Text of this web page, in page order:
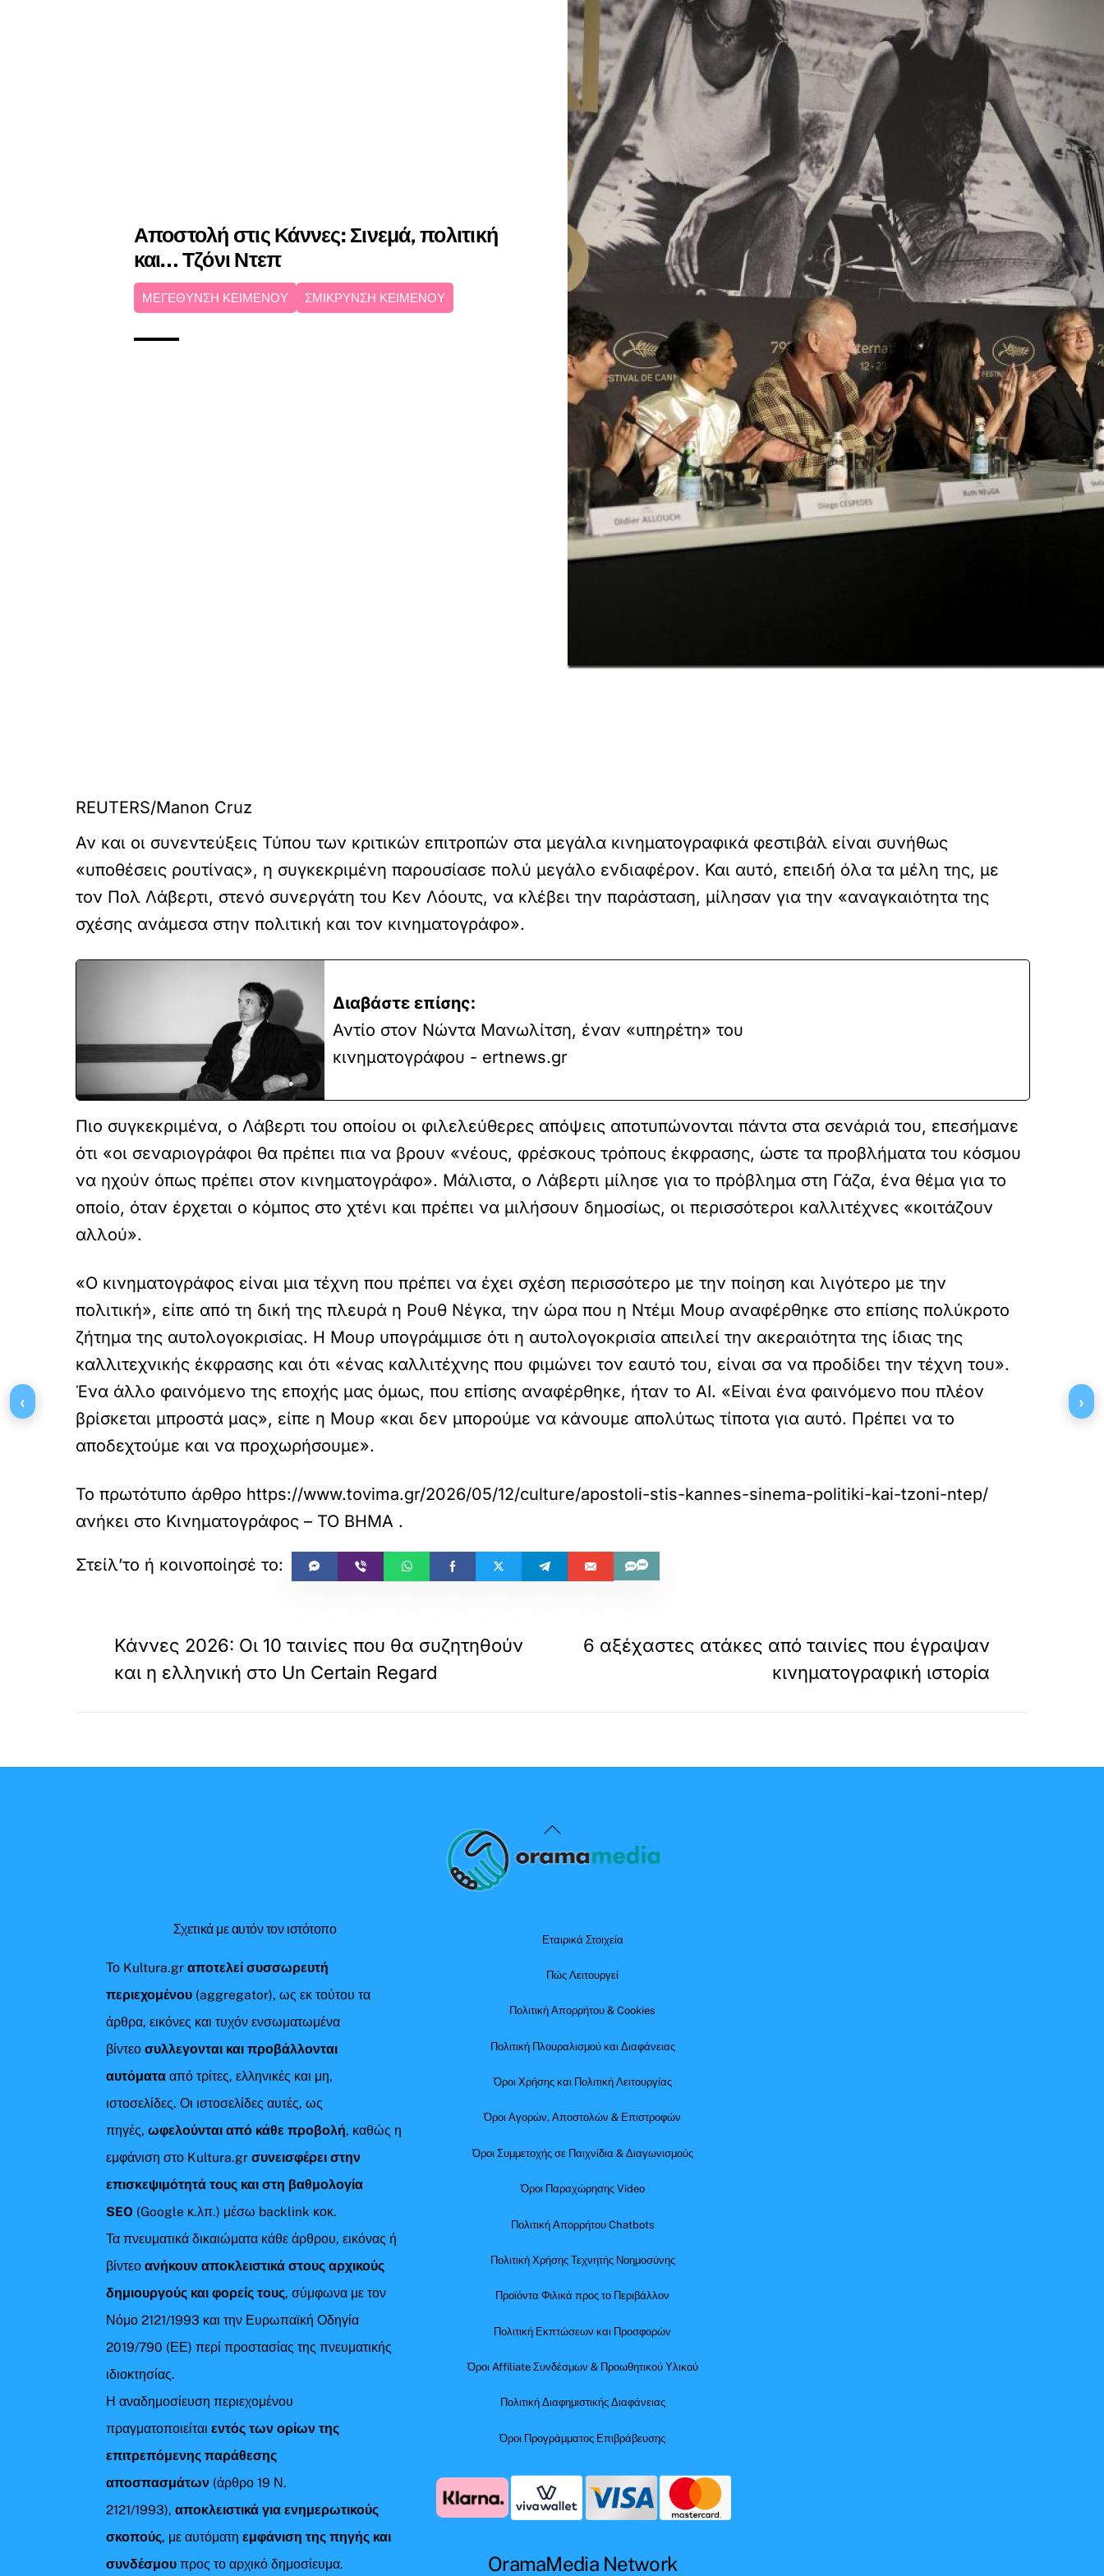
Αποστολή στις Κάννες: Σινεμά, πολιτική
και… Τζόνι Ντεπ
ΜΕΓΕΘΥΝΣΗ ΚΕΙΜΕΝΟΥ ΣΜΙΚΡΥΝΣΗ ΚΕΙΜΕΝΟΥ
REUTERS/Manon Cruz
Αν και οι συνεντεύξεις Τύπου των κριτικών επιτροπών στα μεγάλα κινηματογραφικά φεστιβάλ είναι συνήθως
«υποθέσεις ρουτίνας», η συγκεκριμένη παρουσίασε πολύ μεγάλο ενδιαφέρον. Και αυτό, επειδή όλα τα μέλη της, με
τον Πολ Λάβερτι, στενό συνεργάτη του Κεν Λόουτς, να κλέβει την παράσταση, μίλησαν για την «αναγκαιότητα της
σχέσης ανάμεσα στην πολιτική και τον κινηματογράφο».
Διαβάστε επίσης:
Αντίο στον Νώντα Μανωλίτση, έναν «υπηρέτη» του
κινηματογράφου - ertnews.gr
Πιο συγκεκριμένα, ο Λάβερτι του οποίου οι φιλελεύθερες απόψεις αποτυπώνονται πάντα στα σενάριά του, επεσήμανε
ότι «οι σεναριογράφοι θα πρέπει πια να βρουν «νέους, φρέσκους τρόπους έκφρασης, ώστε τα προβλήματα του κόσμου
να ηχούν όπως πρέπει στον κινηματογράφο». Μάλιστα, ο Λάβερτι μίλησε για το πρόβλημα στη Γάζα, ένα θέμα για το
οποίο, όταν έρχεται ο κόμπος στο χτένι και πρέπει να μιλήσουν δημοσίως, οι περισσότεροι καλλιτέχνες «κοιτάζουν
αλλού».
«Ο κινηματογράφος είναι μια τέχνη που πρέπει να έχει σχέση περισσότερο με την ποίηση και λιγότερο με την
πολιτική», είπε από τη δική της πλευρά η Ρουθ Νέγκα, την ώρα που η Ντέμι Μουρ αναφέρθηκε στο επίσης πολύκροτο
ζήτημα της αυτολογοκρισίας. Η Μουρ υπογράμμισε ότι η αυτολογοκρισία απειλεί την ακεραιότητα της ίδιας της
καλλιτεχνικής έκφρασης και ότι «ένας καλλιτέχνης που φιμώνει τον εαυτό του, είναι σα να προδίδει την τέχνη του».
Ένα άλλο φαινόμενο της εποχής μας όμως, που επίσης αναφέρθηκε, ήταν το ΑΙ. «Είναι ένα φαινόμενο που πλέον
βρίσκεται μπροστά μας», είπε η Μουρ «και δεν μπορούμε να κάνουμε απολύτως τίποτα για αυτό. Πρέπει να το
αποδεχτούμε και να προχωρήσουμε».
Το πρωτότυπο άρθρο https://www.tovima.gr/2026/05/12/culture/apostoli-stis-kannes-sinema-politiki-kai-tzoni-ntep/
ανήκει στο Κινηματογράφος – ΤΟ ΒΗΜΑ .
Κάννες 2026: Οι 10 ταινίες που θα συζητηθούν
και η ελληνική στο Un Certain Regard
6 αξέχαστες ατάκες από ταινίες που έγραψαν
κινηματογραφική ιστορία
Back
To
Σχετικά με αυτόν τον ιστότοπο
Το Kultura.grαποτελεί συσσωρευτή
περιεχομένου (aggregator), ως εκ τούτου τα
άρθρα, εικόνες και τυχόν ενσωματωμένα
βίντεοσυλλεγονται και προβάλλονται
αυτόματααπό τρίτες, ελληνικές και μη,
ιστοσελίδες. Οι ιστοσελίδες αυτές, ως
πηγές,ωφελούνται από κάθε προβολή, καθώς η
εμφάνιση στο Kultura.gr συνεισφέρει στην
επισκεψιμότητά τους και στη βαθμολογία
SEO (Google κ.λπ.) μέσω backlink κοκ.
Τα πνευματικά δικαιώματα κάθε άρθρου, εικόνας ή
βίντεοανήκουν αποκλειστικά στους αρχικούς
δημιουργούς και φορείς τους, σύμφωνα με τον
Νόμο 2121/1993 και την Ευρωπαϊκή Οδηγία
2019/790 (ΕΕ) περί προστασίας της πνευματικής
ιδιοκτησίας.
Η αναδημοσίευση περιεχομένου
πραγματοποιείταιεντός των ορίων της
επιτρεπόμενης παράθεσης
αποσπασμάτων (άρθρο 19 Ν.
2121/1993), αποκλειστικά για ενημερωτικούς
σκοπούς, με αυτόματηεμφάνιση της πηγής και
συνδέσμου προς το αρχικό δημοσίευμα.
Εταιρικά Στοιχεία
Πώς Λειτουργεί
Πολιτική Απορρήτου & Cookies
Πολιτική Πλουραλισμού και Διαφάνειας
Όροι Χρήσης και Πολιτική Λειτουργίας
Όροι Αγορών, Αποστολών & Επιστροφών
Όροι Συμμετοχής σε Παιχνίδια & Διαγωνισμούς
Όροι Παραχώρησης Video
Πολιτική Απορρήτου Chatbots
Πολιτική Χρήσης Τεχνητής Νοημοσύνης
Προϊόντα Φιλικά προς το Περιβάλλον
Πολιτική Εκπτώσεων και Προσφορών
Όροι Affiliate Συνδέσμων & Προωθητικού Υλικού
Πολιτική Διαφημιστικής Διαφάνειας
Όροι Προγράμματος Επιβράβευσης
OramaMedia Network
‹ ›